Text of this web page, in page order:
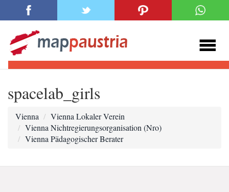
spacelab_girls
Vienna
Vienna Lokaler Verein
Vienna Nichtregierungsorganisation (Nro)
Vienna Pädagogischer Berater